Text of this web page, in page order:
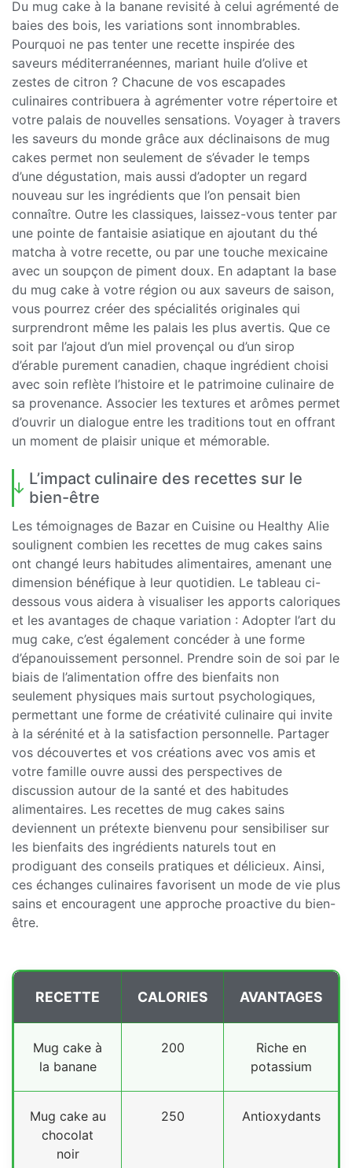
Du mug cake à la banane revisité à celui agrémenté de
baies des bois, les variations sont innombrables.
Pourquoi ne pas tenter une recette inspirée des
saveurs méditerranéennes, mariant huile d’olive et
zestes de citron ? Chacune de vos escapades
culinaires contribuera à agrémenter votre répertoire et
votre palais de nouvelles sensations. Voyager à travers
les saveurs du monde grâce aux déclinaisons de mug
cakes permet non seulement de s’évader le temps
d’une dégustation, mais aussi d’adopter un regard
nouveau sur les ingrédients que l’on pensait bien
connaître. Outre les classiques, laissez-vous tenter par
une pointe de fantaisie asiatique en ajoutant du thé
matcha à votre recette, ou par une touche mexicaine
avec un soupçon de piment doux. En adaptant la base
du mug cake à votre région ou aux saveurs de saison,
vous pourrez créer des spécialités originales qui
surprendront même les palais les plus avertis. Que ce
soit par l’ajout d’un miel provençal ou d’un sirop
d’érable purement canadien, chaque ingrédient choisi
avec soin reflète l’histoire et le patrimoine culinaire de
sa provenance. Associer les textures et arômes permet
d’ouvrir un dialogue entre les traditions tout en offrant
un moment de plaisir unique et mémorable.
L’impact culinaire des recettes sur le
bien-être
Les témoignages de Bazar en Cuisine ou Healthy Alie
soulignent combien les recettes de mug cakes sains
ont changé leurs habitudes alimentaires, amenant une
dimension bénéfique à leur quotidien. Le tableau ci-
dessous vous aidera à visualiser les apports caloriques
et les avantages de chaque variation : Adopter l’art du
mug cake, c’est également concéder à une forme
d’épanouissement personnel. Prendre soin de soi par le
biais de l’alimentation offre des bienfaits non
seulement physiques mais surtout psychologiques,
permettant une forme de créativité culinaire qui invite
à la sérénité et à la satisfaction personnelle. Partager
vos découvertes et vos créations avec vos amis et
votre famille ouvre aussi des perspectives de
discussion autour de la santé et des habitudes
alimentaires. Les recettes de mug cakes sains
deviennent un prétexte bienvenu pour sensibiliser sur
les bienfaits des ingrédients naturels tout en
prodiguant des conseils pratiques et délicieux. Ainsi,
ces échanges culinaires favorisent un mode de vie plus
sains et encouragent une approche proactive du bien-
être.
RECETTE CALORIES AVANTAGES
Mug cake à
la banane
200
Riche en
potassium
Mug cake au
chocolat
noir
250 Antioxydants